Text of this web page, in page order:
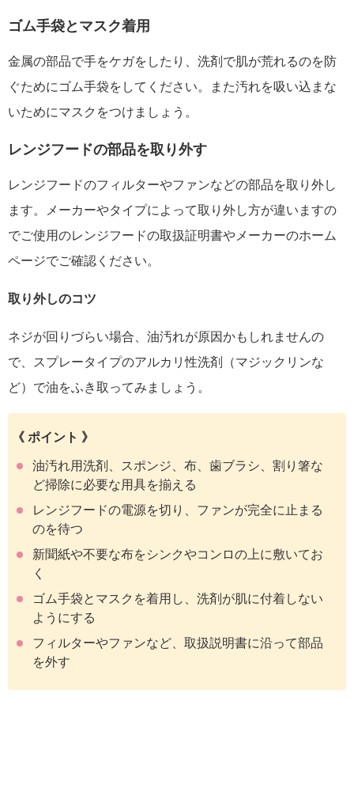
ゴム手袋とマスク着用
金属の部品で手をケガをしたり、洗剤で肌が荒れるのを防
ぐためにゴム手袋をしてください。また汚れを吸い込まな
いためにマスクをつけましょう。
レンジフードの部品を取り外す
レンジフードのフィルターやファンなどの部品を取り外し
ます。メーカーやタイプによって取り外し方が違いますの
でご使用のレンジフードの取扱証明書やメーカーのホーム
ページでご確認ください。
取り外しのコツ
ネジが回りづらい場合、油汚れが原因かもしれませんの
で、スプレータイプのアルカリ性洗剤（マジックリンな
ど）で油をふき取ってみましょう。
《 ポイント 》
油汚れ用洗剤、スポンジ、布、歯ブラシ、割り箸な
ど掃除に必要な用具を揃える
レンジフードの電源を切り、ファンが完全に止まる
のを待つ
新聞紙や不要な布をシンクやコンロの上に敷いてお
く
ゴム手袋とマスクを着用し、洗剤が肌に付着しない
ようにする
フィルターやファンなど、取扱説明書に沿って部品
を外す